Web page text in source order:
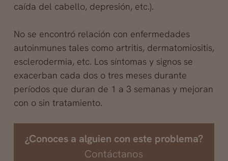
caída del cabello, depresión, etc.).
No se encontró relación con enfermedades
autoinmunes tales como artritis, dermatomiositis,
esclerodermia, etc. Los síntomas y signos se
exacerban cada dos o tres meses durante
períodos que duran de 1 a 3 semanas y mejoran
con o sin tratamiento.
¿Conoces a alguien con este problema?
Contáctanos